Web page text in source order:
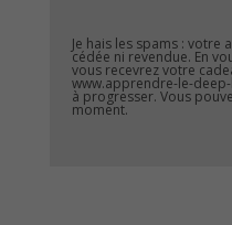
Je hais les spams : votre
cédée ni revendue. En
vous recevrez votre
www.apprendre-le-
à progresser. Vous
moment.